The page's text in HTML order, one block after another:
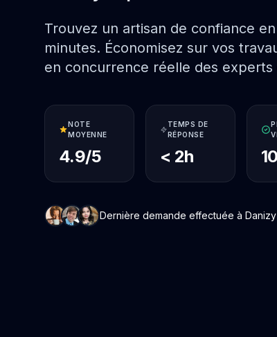
Trouvez un artisan de confiance
minutes. Économisez sur vos
en concurrence réelle des experts
NOTE
MOYENNE
4.9/5
TEMPS DE
RÉPONSE
< 2h
Dernière demande effectuée à Danizy